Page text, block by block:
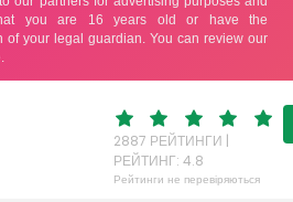
2887 РЕЙТИНГИ |
РЕЙТИНГ: 4.8
Рейтинги не перевіряються